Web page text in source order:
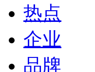
热点
企业
品牌